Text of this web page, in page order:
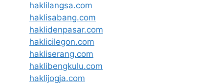
haklilangsa.com
haklisabang.com
haklidenpasar.com
haklicilegon.com
hakliserang.com
haklibengkulu.com
haklijogja.com